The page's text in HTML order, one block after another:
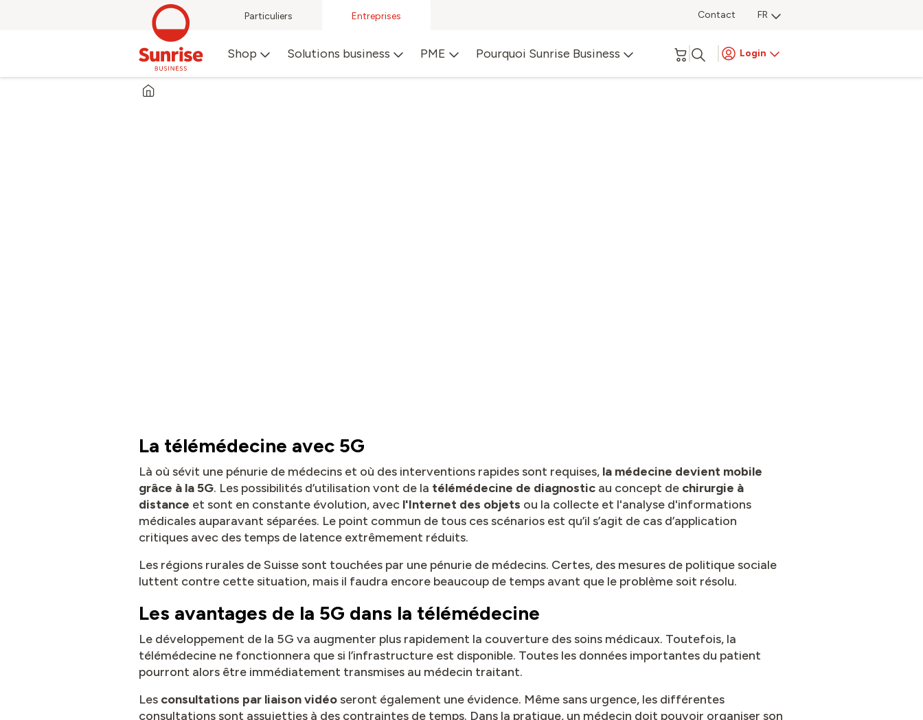
Particuliers Entreprises Contact FR
Shop Solutions business PME Pourquoi Sunrise Business Login
La télémédecine avec 5G
Là où sévit une pénurie de médecins et où des interventions rapides sont requises, la médecine devient mobile
grâce à la 5G. Les possibilités d’utilisation vont de la télémédecine de diagnostic au concept de chirurgie à
distance et sont en constante évolution, avec l'Internet des objets ou la collecte et l'analyse d'informations
médicales auparavant séparées. Le point commun de tous ces scénarios est qu’il s’agit de cas d’application
critiques avec des temps de latence extrêmement réduits.
Les régions rurales de Suisse sont touchées par une pénurie de médecins. Certes, des mesures de politique sociale
luttent contre cette situation, mais il faudra encore beaucoup de temps avant que le problème soit résolu.
Les avantages de la 5G dans la télémédecine
Le développement de la 5G va augmenter plus rapidement la couverture des soins médicaux. Toutefois, la
télémédecine ne fonctionnera que si l’infrastructure est disponible. Toutes les données importantes du patient
pourront alors être immédiatement transmises au médecin traitant.
Les consultations par liaison vidéo seront également une évidence. Même sans urgence, les différentes
consultations sont assujetties à des contraintes de temps. Dans la pratique, un médecin doit pouvoir organiser son